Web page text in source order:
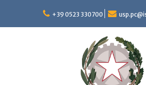
content
+39 0523 330700